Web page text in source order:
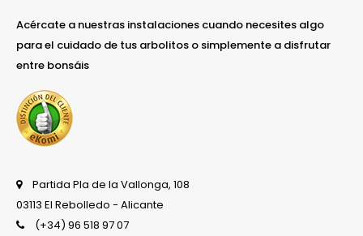
Acércate a nuestras instalaciones cuando necesites algo
para el cuidado de tus arbolitos o simplemente a disfrutar
entre bonsáis
Partida Pla de la Vallonga, 108
03113 El Rebolledo - Alicante
(+34) 96 518 97 07